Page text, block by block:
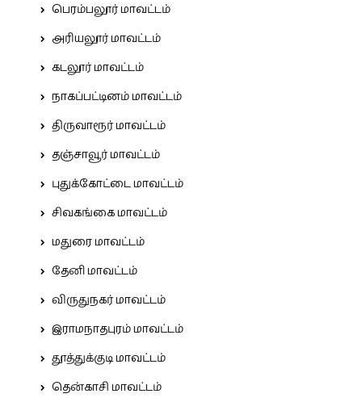
பெரம்பலூர் மாவட்டம்
அரியலூர் மாவட்டம்
கடலூர் மாவட்டம்
நாகப்பட்டினம் மாவட்டம்
திருவாரூர் மாவட்டம்
தஞ்சாவூர் மாவட்டம்
புதுக்கோட்டை மாவட்டம்
சிவகங்கை மாவட்டம்
மதுரை மாவட்டம்
தேனி மாவட்டம்
விருதுநகர் மாவட்டம்
இராமநாதபுரம் மாவட்டம்
தூத்துக்குடி மாவட்டம்
தென்காசி மாவட்டம்